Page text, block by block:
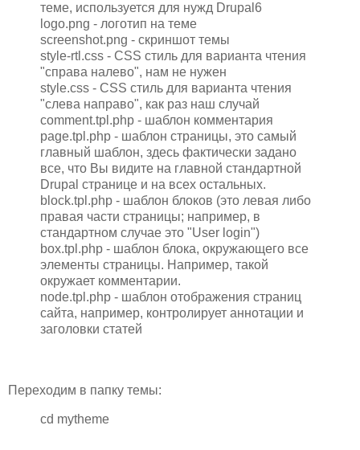
теме, используется для нужд Drupal6
logo.png - логотип на теме
screenshot.png - скриншот темы
style-rtl.css - CSS стиль для варианта чтения
"справа налево", нам не нужен
style.css - CSS стиль для варианта чтения
"слева направо", как раз наш случай
comment.tpl.php - шаблон комментария
page.tpl.php - шаблон страницы, это самый
главный шаблон, здесь фактически задано
все, что Вы видите на главной стандартной
Drupal странице и на всех остальных.
block.tpl.php - шаблон блоков (это левая либо
правая части страницы; например, в
стандартном случае это "User login")
box.tpl.php - шаблон блока, окружающего все
элементы страницы. Например, такой
окружает комментарии.
node.tpl.php - шаблон отображения страниц
сайта, например, контролирует аннотации и
заголовки статей
Переходим в папку темы:
cd mytheme